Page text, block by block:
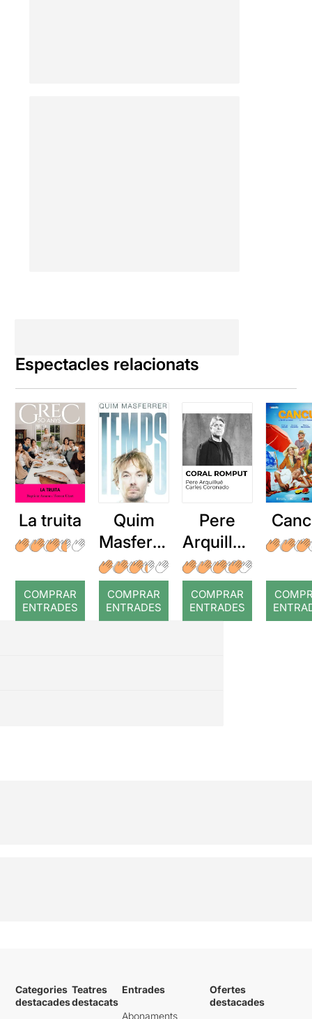
Espectacles relacionats
La truita
COMPRAR
ENTRADES
Quim
Masferre
r: Temps
COMPRAR
ENTRADES
Pere
Arquillué
: Coral
romput
COMPRAR
ENTRADES
Categories
destacades
Teatres
destacats
Entrades
Abonaments
Ofertes
destacades